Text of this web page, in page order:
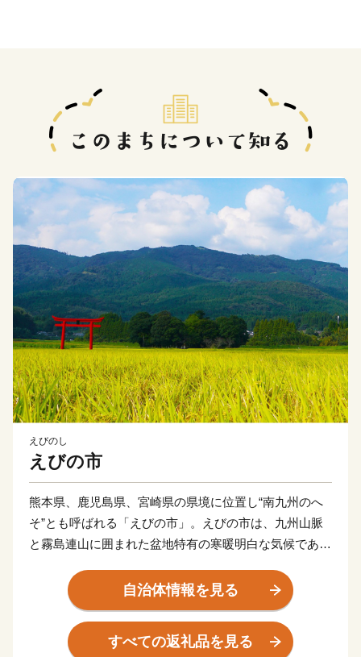
えびのし
えびの市
熊本県、鹿児島県、宮崎県の県境に位置し“南九州のへ
そ”とも呼ばれる「えびの市」。えびの市は、九州山脈
と霧島連山に囲まれた盆地特有の寒暖明白な気候であ
農畜産物の宝庫です。
天然記念物である“ノカイドウ”の世界で唯一の自生地で
もあるえびの高原やトレッキングスポットとして人気の
韓国岳。加久藤峠や矢岳高原から見下ろす風光明媚な田
自治体情報を見る
すべての返礼品を見る